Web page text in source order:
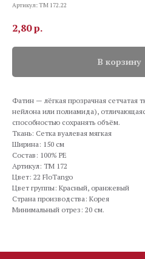
Артикул:TM 172.22
2,80р.
В корзину
Фатин — лёгкая прозрачная сетчатая
нейлона или полиамида),
способностью сохранять объём.
Ткань: Сетка вуалевая мягкая
Ширина: 150 см
Состав: 100% PE
Артикул: TM 172
Цвет: 22 FloTango
Цвет группы: Красный, оранжевый
Страна производства: Корея
Минимальный отрез: 20 см.